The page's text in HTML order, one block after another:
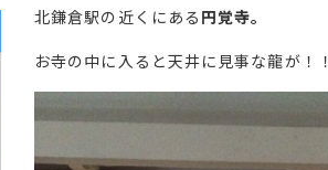
北鎌倉駅の近くにある 円覚寺。
お寺の中に入ると天井に見事な龍が！！